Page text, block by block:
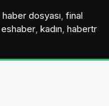
haber dosyası, final
eshaber, kadın, habertr